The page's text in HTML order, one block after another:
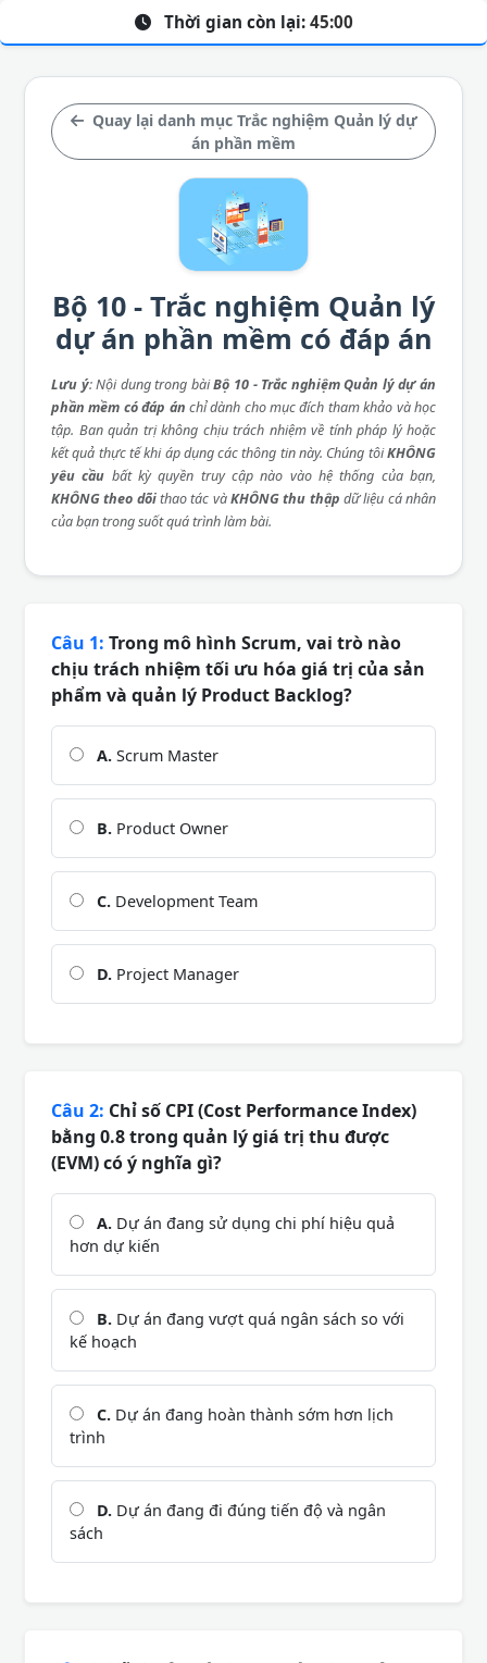
Quay lại danh mục Trắc nghiệm Quản lý dự
án phần mềm
Bộ 10 - Trắc nghiệm Quản lý
dự án phần mềm có đáp án
Lưu ý: Nội dung trong bàiBộ 10 - Trắc nghiệm Quản lý dự án
phần mềm có đáp án chỉ dành cho mục đích tham khảo và học
tập. Ban quản trị không chịu trách nhiệm về tính pháp lý hoặc
kết quả thực tế khi áp dụng các thông tin này. Chúng tôiKHÔNG
yêu cầu bất kỳ quyền truy cập nào vào hệ thống của bạn,
KHÔNG theo dõithao tác vàKHÔNG thu thập dữ liệu cá nhân
của bạn trong suốt quá trình làm bài.
Thời gian còn lại: 45:00
Câu 1: Trong mô hình Scrum, vai trò nào
chịu trách nhiệm tối ưu hóa giá trị của sản
phẩm và quản lý Product Backlog?
A. Scrum Master
B. Product Owner
C. Development Team
D. Project Manager
Câu 2: Chỉ số CPI (Cost Performance Index)
bằng 0.8 trong quản lý giá trị thu được
(EVM) có ý nghĩa gì?
A. Dự án đang sử dụng chi phí hiệu quả
hơn dự kiến
B. Dự án đang vượt quá ngân sách so với
kế hoạch
C. Dự án đang hoàn thành sớm hơn lịch
trình
D. Dự án đang đi đúng tiến độ và ngân
sách